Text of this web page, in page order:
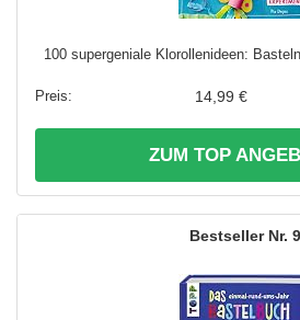
100 supergeniale Klorollenideen:
14,99 €
ZUM TOP
9